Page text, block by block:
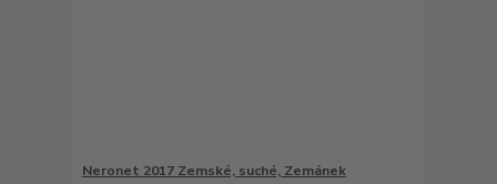
Neronet 2017 Zemské, suché, Zemánek